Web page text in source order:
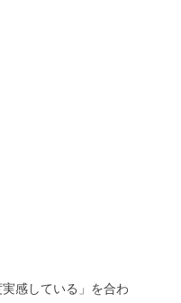
感している」を合わ